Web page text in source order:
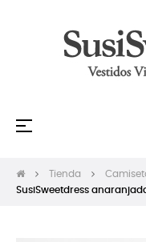
Navegación
☰
Tienda
SusiSweetdress